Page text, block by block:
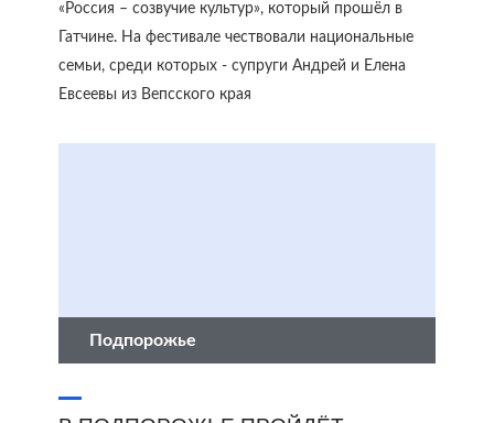
«Россия – созвучие культур», который прошёл в
Гатчине. На фестивале чествовали национальные
семьи, среди которых - супруги Андрей и Елена
Евсеевы из Вепсского края
Подпорожье